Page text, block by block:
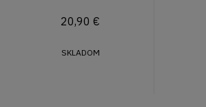
20,90 €
SKLADOM